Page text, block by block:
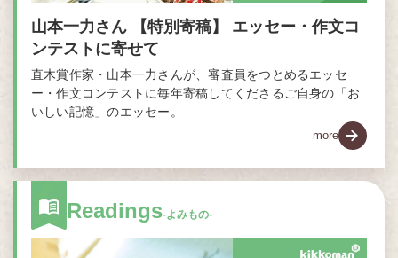
山本一力さん 【特別寄稿】 エッセー・作文コ
ンテストに寄せて
直木賞作家・山本一力さんが、審査員をつとめるエッセ
ー・作文コンテストに毎年寄稿してくださるご自身の「お
いしい記憶」のエッセー。
more
Readings-よみもの-